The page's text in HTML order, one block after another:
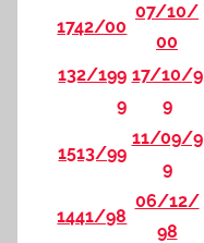
1742/00
07/10/
00
132/199
9
17/10/9
9
1513/99
11/09/9
9
1441/98
06/12/
98